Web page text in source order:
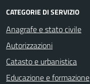
CATEGORIE DI SERVIZIO
Anagrafe e stato civile
Autorizzazioni
Catasto e urbanistica
Educazione e formazione